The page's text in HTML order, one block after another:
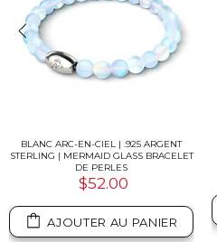
BLANC ARC-EN-CIEL | .925 ARGENT
STERLING | MERMAID GLASS BRACELET
DE PERLES
$52.00
AJOUTER AU PANIER